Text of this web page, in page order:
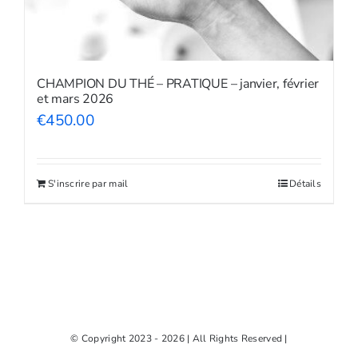
CHAMPION DU THÉ – PRATIQUE – janvier, février
et mars 2026
€450.00
S'inscrire par mail Détails
© Copyright 2023 - 2026 | All Rights Reserved |